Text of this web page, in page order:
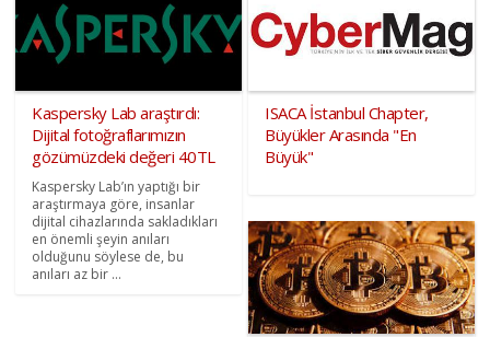
Kaspersky Lab araştırdı:
Dijital fotoğraflarımızın
gözümüzdeki değeri 40TL
Kaspersky Lab’ın yaptığı bir
araştırmaya göre, insanlar
dijital cihazlarında sakladıkları
en önemli şeyin anıları
olduğunu söylese de, bu
anıları az bir ...
ISACA İstanbul Chapter,
Büyükler Arasında "En
Büyük"